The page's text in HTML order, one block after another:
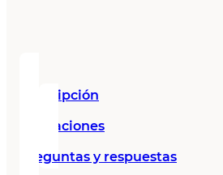
Descripción
Valoraciones
Preguntas y respuestas